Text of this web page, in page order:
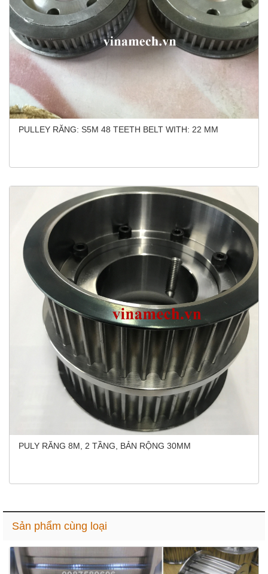
PULLEY RĂNG: S5M 48 TEETH BELT WITH: 22 MM
PULY RĂNG 8M, 2 TẦNG, BẢN RỘNG 30MM
Sản phẩm cùng loại